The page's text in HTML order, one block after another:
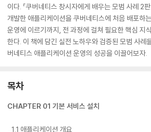
이다. 『쿠버네티스 창시자에게 배우는 모범 사례 2
개발한 애플리케이션을 쿠버네티스에 처음 배포하
운영에 이르기까지, 전 과정에 걸쳐 필요한 핵심 지
한다. 이 책에 담긴 실전 노하우와 검증된 모범 사례
버네티스 애플리케이션 운영의 성공을 이끌어보자.
목차
CHAPTER 01 기본 서비스 설치
_1.1 애플리케이션 개요